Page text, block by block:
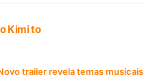
Kimi to
trailer revela temas musicais